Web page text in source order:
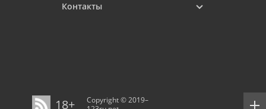
Контакты
18+
Copyright © 2019–